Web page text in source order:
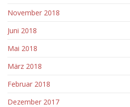
November 2018
Juni 2018
Mai 2018
März 2018
Februar 2018
Dezember 2017